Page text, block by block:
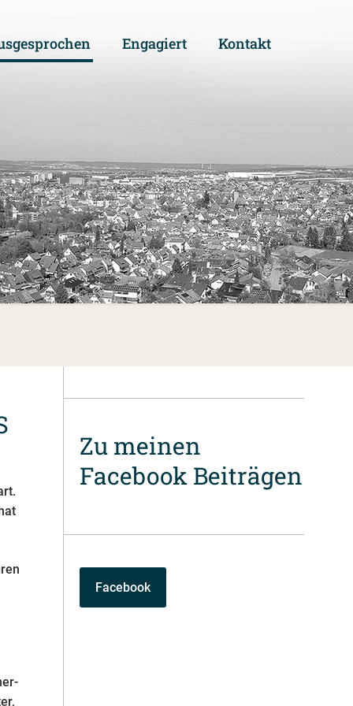
Engagiert Kontakt
Zu meinen
Facebook Beiträgen
Facebook